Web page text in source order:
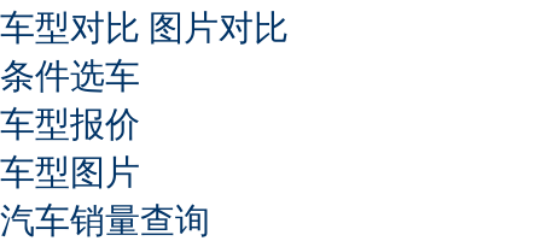
车型对比 图片对比
条件选车
车型报价
车型图片
汽车销量查询